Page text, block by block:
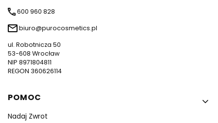
600 960 828
biuro@purocosmetics.pl
ul. Robotnicza 50
53-608 Wrocław
NIP 8971804811
REGON 360626114
Linki w stopce
POMOC
Nadaj Zwrot